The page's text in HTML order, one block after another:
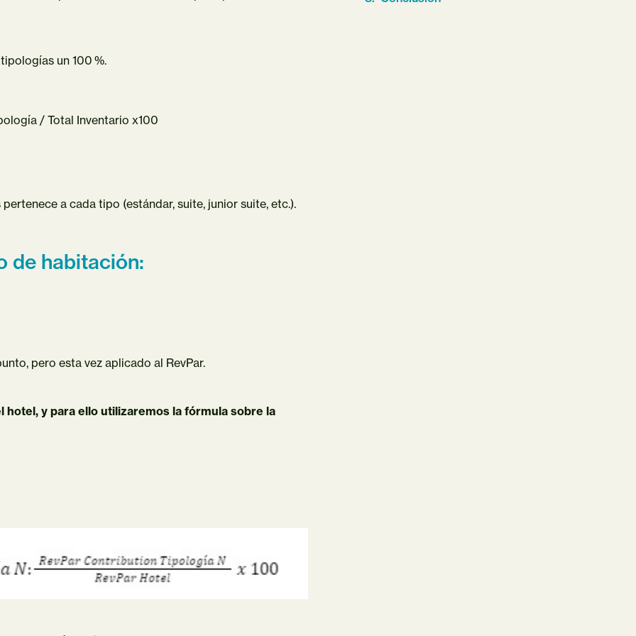
un 100 %.
/ Total Inventario x100
a cada tipo (estándar, suite, junior suite, etc.).
de habitación:
pero esta vez aplicado al RevPar.
hotel, y para ello utilizaremos la fórmula sobre la